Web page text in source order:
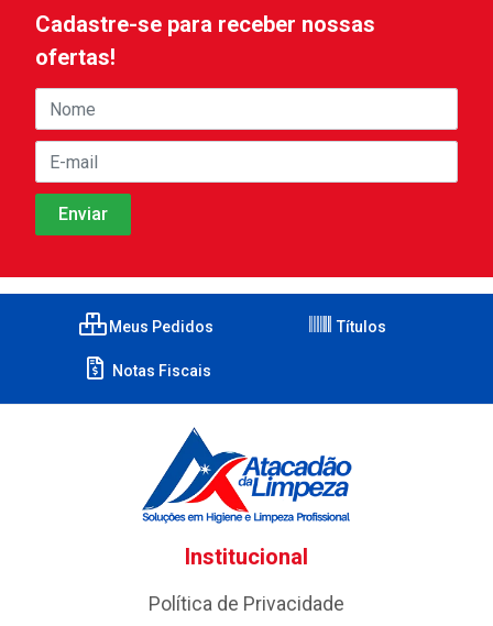
Cadastre-se para receber nossas
ofertas!
Meus Pedidos Títulos
Notas Fiscais
Institucional
Política de Privacidade